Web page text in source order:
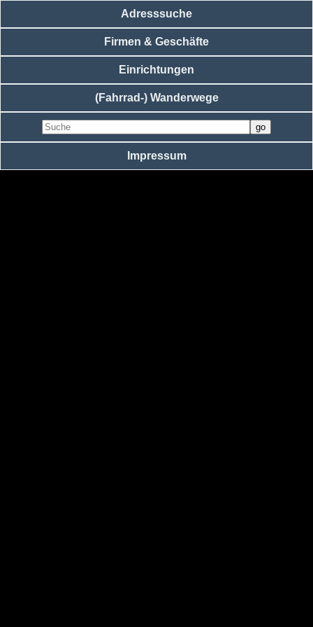
Adresssuche
Firmen & Geschäfte
Einrichtungen
(Fahrrad-) Wanderwege
Impressum